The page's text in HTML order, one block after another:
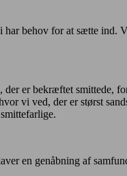
behov for at sætte ind.
der er bekræftet smittede,
vi ved, der er størst
en genåbning af